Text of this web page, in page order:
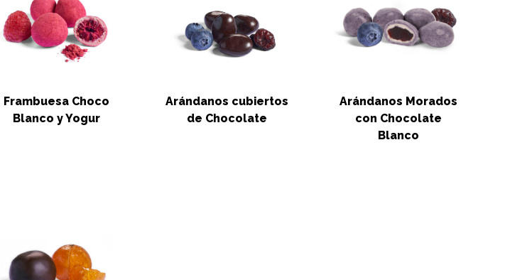
Frambuesa Choco
Blanco y Yogur
Arándanos cubiertos
de Chocolate
Arándanos Morados
con Chocolate
Blanco